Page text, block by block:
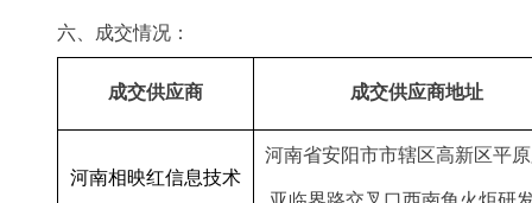
六、成交情况 ：
成交供应商 成交供应商地址
河南相映红信息技术
河南省安阳市市辖区高新区平